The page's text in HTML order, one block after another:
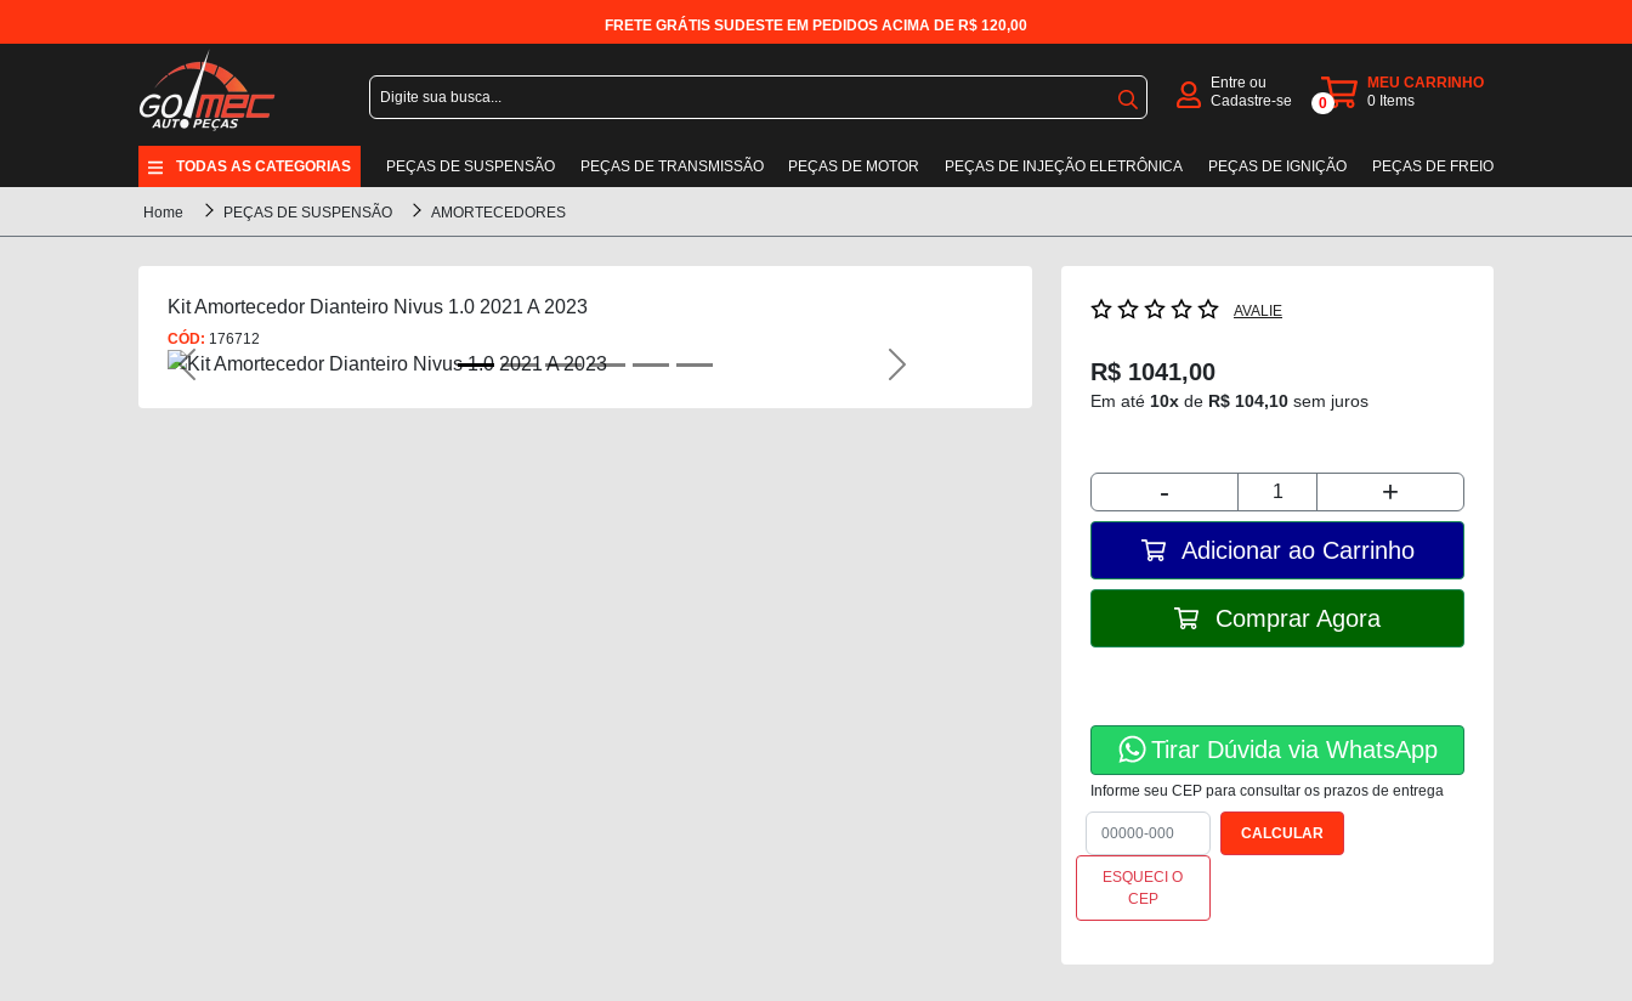
FRETE GRÁTIS SUDESTE EM PEDIDOS ACIMA DE R$ 120,00
Entre ou
Cadastre-se
0
MEU CARRINHO
0 Items
TODAS AS CATEGORIAS PEÇAS DE SUSPENSÃO PEÇAS DE TRANSMISSÃO PEÇAS DE MOTOR PEÇAS DE INJEÇÃO ELETRÔNICA PEÇAS DE IGNIÇÃO PEÇAS DE FREIO
Home PEÇAS DE SUSPENSÃO AMORTECEDORES
Kit Amortecedor Dianteiro Nivus 1.0 2021 A 2023
CÓD: 176712
Previous Next
AVALIE
R$ 1041,00
Em até 10x de R$ 104,10 sem juros
- +
Adicionar ao Carrinho
Comprar Agora
Tirar Dúvida via WhatsApp
Informe seu CEP para consultar os prazos de entrega
ESQUECI O
CEP